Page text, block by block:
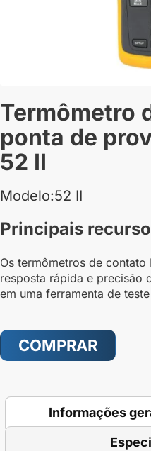
Termômetro
ponta de
52 II
Modelo:52 II
Principais
Os termômetros de
resposta rápida e precisão
em uma ferramenta de
COMPRAR
Informações